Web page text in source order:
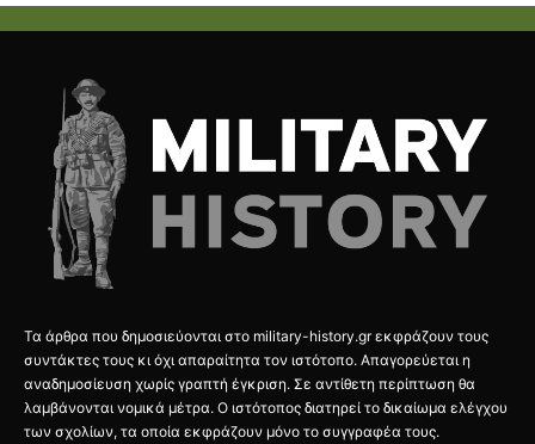
Τα άρθρα που δημοσιεύονται στο military-history.gr εκφράζουν τους
συντάκτες τους κι όχι απαραίτητα τον ιστότοπο. Απαγορεύεται η
αναδημοσίευση χωρίς γραπτή έγκριση. Σε αντίθετη περίπτωση θα
λαμβάνονται νομικά μέτρα. Ο ιστότοπος διατηρεί το δικαίωμα ελέγχου
των σχολίων, τα οποία εκφράζουν μόνο το συγγραφέα τους.